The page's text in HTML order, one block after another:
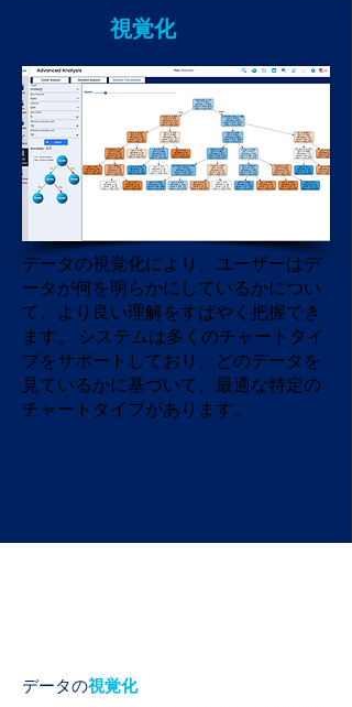
視覚化
データの視覚化により、ユーザーはデ
ータが何を明らかにしているかについ
て、より良い理解をすばやく把握でき
ます。
システムは多くのチャートタイ
プをサポートしており、どのデータを
見ているかに基づいて、最適な特定の
チャートタイプがあります。
データの視覚化